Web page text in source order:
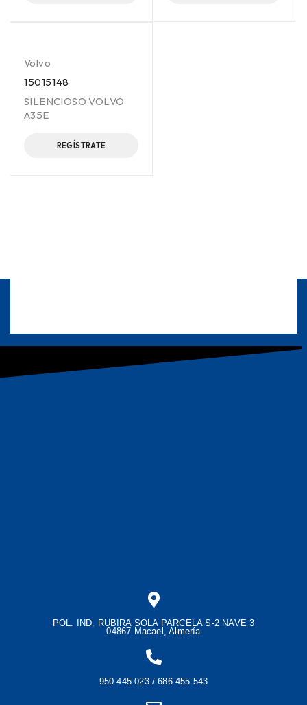
Volvo
15015148
SILENCIOSO VOLVO
A35E
REGÍSTRATE
POL. IND. RUBIRA SOLA PARCELA S-2 NAVE 3
04867 Macael, Almería
950 445 023 / 686 455 543